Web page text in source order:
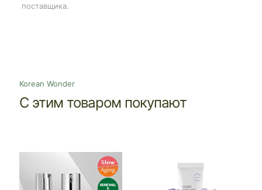
поставщика.
Korean Wonder
С этим товаром покупают